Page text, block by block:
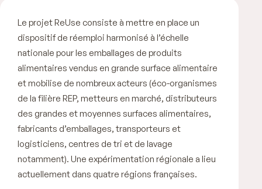
Le projetReUse consiste à mettre en place un
dispositif de réemploi harmonisé à l’échelle
nationale pour les emballages de produits
alimentaires vendus en grande surface alimentaire
et mobilise de nombreux acteurs (éco-organismes
de la filière REP, metteurs en marché, distributeurs
des grandes et moyennes surfaces alimentaires,
fabricants d’emballages, transporteurs et
logisticiens, centres de tri et de lavage
notamment). Une expérimentation régionale a lieu
actuellement dans quatre régions françaises.